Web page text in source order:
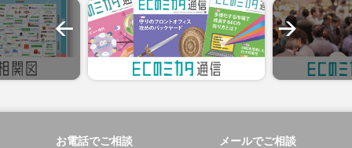
お電話でご相談 メールでご相談